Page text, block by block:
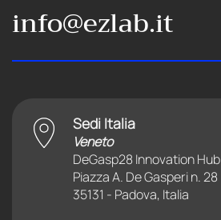
info@ezlab.it
Sedi Italia
Veneto
DeGasp28 Innovation Hub
Piazza A. De Gasperi n. 28
35131 - Padova, Italia